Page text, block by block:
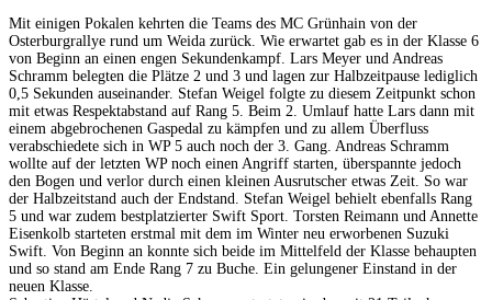
Mit einigen Pokalen kehrten die Teams des MC Grünhain von der
Osterburgrallye rund um Weida zurück. Wie erwartet gab es in der Klasse 6
von Beginn an einen engen Sekundenkampf. Lars Meyer und Andreas
Schramm belegten die Plätze 2 und 3 und lagen zur Halbzeitpause lediglich
0,5 Sekunden auseinander. Stefan Weigel folgte zu diesem Zeitpunkt schon
mit etwas Respektabstand auf Rang 5. Beim 2. Umlauf hatte Lars dann mit
einem abgebrochenen Gaspedal zu kämpfen und zu allem Überfluss
verabschiedete sich in WP 5 auch noch der 3. Gang. Andreas Schramm
wollte auf der letzten WP noch einen Angriff starten, überspannte jedoch
den Bogen und verlor durch einen kleinen Ausrutscher etwas Zeit. So war
der Halbzeitstand auch der Endstand. Stefan Weigel behielt ebenfalls Rang
5 und war zudem bestplatzierter Swift Sport. Torsten Reimann und Annette
Eisenkolb starteten erstmal mit dem im Winter neu erworbenen Suzuki
Swift. Von Beginn an konnte sich beide im Mittelfeld der Klasse behaupten
und so stand am Ende Rang 7 zu Buche. Ein gelungener Einstand in der
neuen Klasse.